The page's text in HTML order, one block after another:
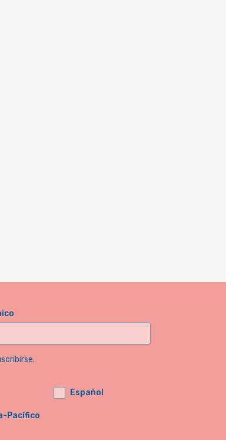
Español
Pacífico